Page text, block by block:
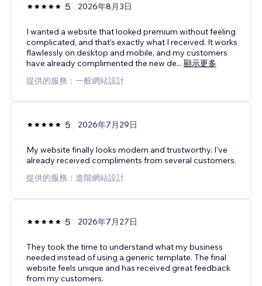
5 2026年8月3日
I wanted a website that looked premium without feeling
complicated, and that's exactly what I received. It works
flawlessly on desktop and mobile, and my customers
have already complimented the new de... 顯示更多
提供的服務：一般網站設計
5 2026年7月29日
My website finally looks modern and trustworthy. I've
already received compliments from several customers.
提供的服務：進階網站設計
5 2026年7月27日
They took the time to understand what my business
needed instead of using a generic template. The final
website feels unique and has received great feedback
from my customers.